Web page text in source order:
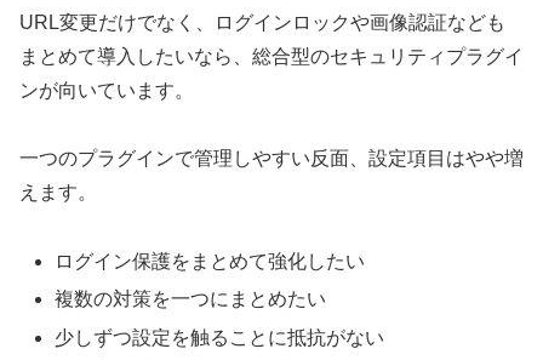
URL変更だけでなく、ログインロックや画像認証なども
まとめて導入したいなら、総合型のセキュリティプラグイ
ンが向いています。
一つのプラグインで管理しやすい反面、設定項目はやや増
えます。
ログイン保護をまとめて強化したい
複数の対策を一つにまとめたい
少しずつ設定を触ることに抵抗がない